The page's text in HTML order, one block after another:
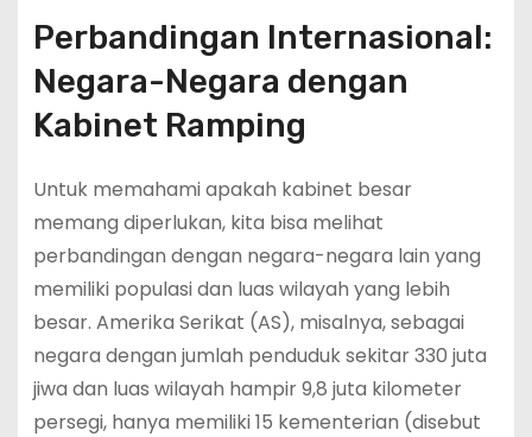
Perbandingan Internasional:
Negara-Negara dengan
Kabinet Ramping
Untuk memahami apakah kabinet besar
memang diperlukan, kita bisa melihat
perbandingan dengan negara-negara lain yang
memiliki populasi dan luas wilayah yang lebih
besar. Amerika Serikat (AS), misalnya, sebagai
negara dengan jumlah penduduk sekitar 330 juta
jiwa dan luas wilayah hampir 9,8 juta kilometer
persegi, hanya memiliki 15 kementerian (disebut